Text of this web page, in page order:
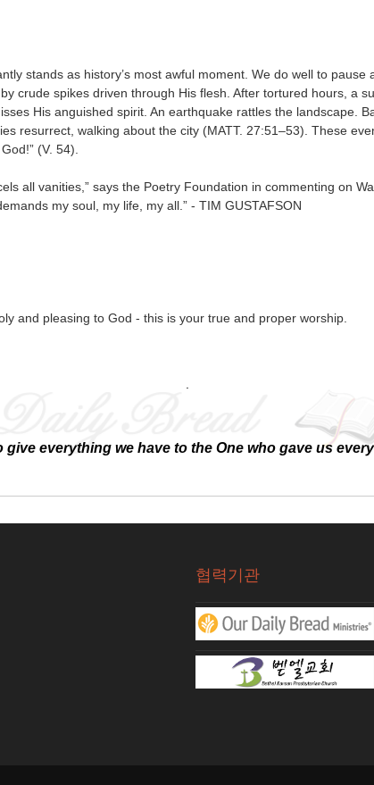
stands as history’s most awful moment. We do well to pause
crude spikes driven through His flesh. After tortured hours, a
His anguished spirit. An earthquake rattles the landscape.
resurrect, walking about the city (MATT. 27:51–53). These
(V. 54).
all vanities,” says the Poetry Foundation in commenting on
my soul, my life, my all.” - TIM GUSTAFSON
and pleasing to God - this is your true and proper worship.
.
give everything we have to the One who gave us
협력기관